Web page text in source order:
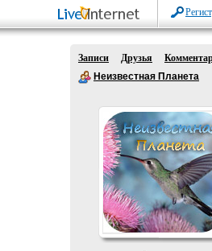
Записи Друзья
Неизвестная Планета